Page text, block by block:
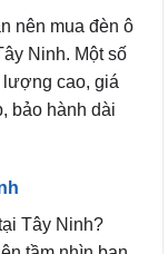
nên mua đèn ô
Ninh. Một số
lượng cao, giá
bảo hành dài
Tây Ninh?